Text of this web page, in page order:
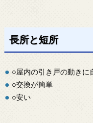
長所と短所
○屋内の引き戸の動きに
○交換が簡単
○安い